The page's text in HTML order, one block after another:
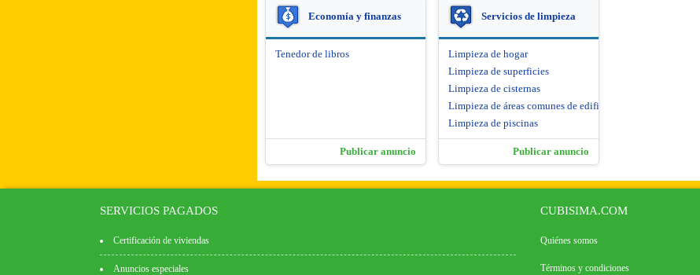
Economía y finanzas
Tenedor de libros
Publicar anuncio
Servicios de limpieza
Limpieza de hogar
Limpieza de superficies
Limpieza de cisternas
Limpieza de áreas comunes de edificios
Limpieza de piscinas
Publicar anuncio
SERVICIOS PAGADOS
Certificación de viviendas
Anuncios especiales
CUBISIMA.COM
Quiénes somos
Términos y condiciones